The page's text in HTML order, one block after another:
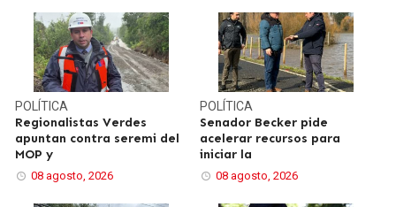
POLÍTICA
Regionalistas Verdes
apuntan contra seremi del
MOP y
08 agosto, 2026
POLÍTICA
Senador Becker pide
acelerar recursos para
iniciar la
08 agosto, 2026